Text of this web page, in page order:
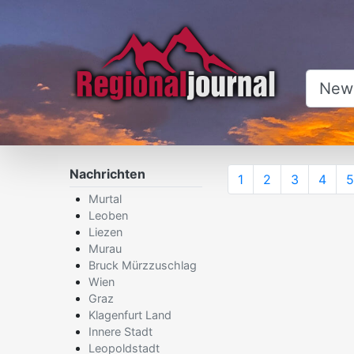
Nachrichten
Murtal
Leoben
Liezen
Murau
Bruck Mürzzuschlag
Wien
Graz
Klagenfurt Land
Innere Stadt
Leopoldstadt
1 2 3 4 5